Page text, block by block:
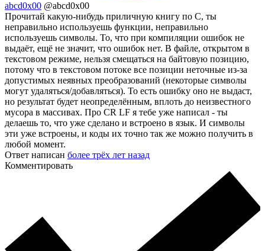
abcd0x00 @abcd0x00
Прочитай какую-нибудь приличную книгу по C, ты
неправильно используешь функции, неправильно
используешь символы. То, что при компиляции ошибок не
выдаёт, ещё не значит, что ошибок нет. В файле, открытом в
текстовом режиме, нельзя смещаться на байтовую позицию,
потому что в текстовом потоке все позиции неточные из-за
допустимых неявных преобразований (некоторые символы
могут удаляться/добавляться). То есть ошибку оно не выдаст,
но результат будет неопределённым, вплоть до неизвестного
мусора в массивах. Про CR LF я тебе уже написал - ты
делаешь то, что уже сделано и встроено в язык. И символы
эти уже встроены, и коды их точно так же можно получить в
любой момент.
Ответ написан более трёх лет назад
Комментировать